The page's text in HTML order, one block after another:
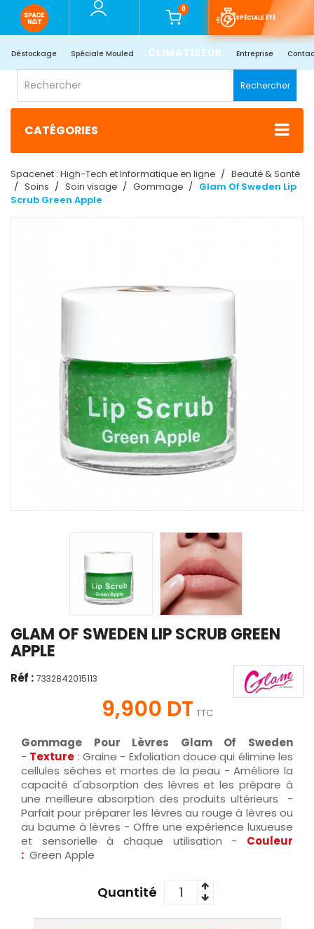
0
SPÉCIALE ÉTÉ
Déstockage Spéciale Mouled CLIMATISEUR Entreprise
Rechercher
CATÉGORIES
Spacenet : High-Tech et Informatique en ligne
Beauté & Santé
Soins
Soin visage Gommage
Glam Of Sweden Lip
Scrub Green Apple
GLAM OF SWEDEN LIP SCRUB GREEN
APPLE
Réf : 7332842015113
9,900 DT TTC
Gommage Pour Lèvres Glam Of Sweden
- Texture : Graine - Exfoliation douce qui élimine les
cellules sèches et mortes de la peau - Améliore la
capacité d'absorption des lèvres et les prépare à
une meilleure absorption des produits ultérieurs -
Parfait pour préparer les lèvres au rouge à lèvres ou
au baume à lèvres - Offre une expérience luxueuse
et sensorielle à chaque utilisation - Couleur
: Green Apple
Quantité